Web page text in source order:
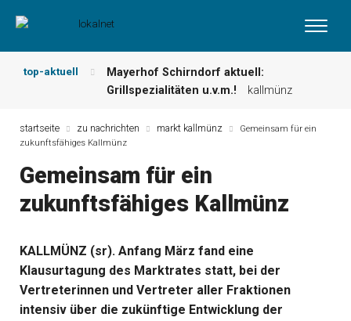
top-aktuell
Mayerhof Schirndorf aktuell:
Grillspezialitäten u.v.m.!
kallmünz
und mehr …
burglengenfeld
Der „deutsche Michel“ muss nun
leserbriefe
Maxhütter Fischladen: Unser aktuelles
Angebot …
Region! angebote vor ort | anzeige
Metzgerei Hummel: Aktuelles
Wochenangebot!
maxhütte-haidhof
startseite zu nachrichten markt kallmünz
Gemeinsam für ein
zukunftsfähiges Kallmünz
Gemeinsam für ein
zukunftsfähiges Kallmünz
KALLMÜNZ (sr). Anfang März fand eine
Klausurtagung des Marktrates statt, bei der
Vertreterinnen und Vertreter aller Fraktionen
intensiv über die zukünftige Entwicklung der